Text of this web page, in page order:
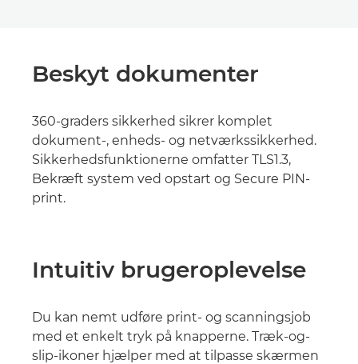
Beskyt dokumenter
360-graders sikkerhed sikrer komplet
dokument-, enheds- og netværkssikkerhed.
Sikkerhedsfunktionerne omfatter TLS1.3,
Bekræft system ved opstart og Secure PIN-
print.
Intuitiv brugeroplevelse
Du kan nemt udføre print- og scanningsjob
med et enkelt tryk på knapperne. Træk-og-
slip-ikoner hjælper med at tilpasse skærmen